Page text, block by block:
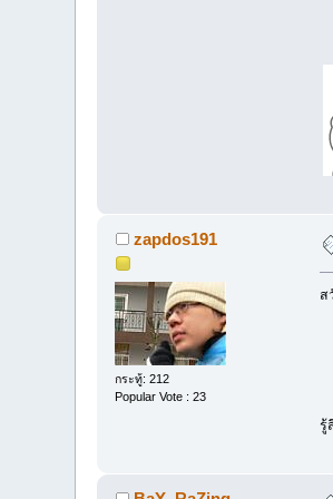
zapdos191
กระทู้: 212
Popular Vote : 23
ส
รู้